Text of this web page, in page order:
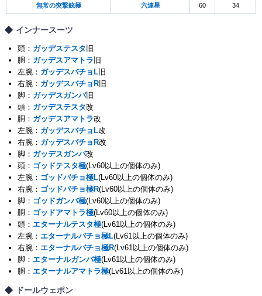
無常の突撃銃極 六連星 60 34
インナースーツ
頭： ガッデステスタ 旧
胴： ガッデスアマトラ 旧
左腕： ガッデスバチョL 旧
右腕： ガッデスバチョR 旧
脚： ガッデスガンバ旧
頭： ガッデステスタ改
胴： ガッデスアマトラ改
左腕： ガッデスバチョL改
右腕： ガッデスバチョR改
脚： ガッデスガンバ改
頭： ゴッドテスタ極(Lv60以上の個体のみ)
左腕： ゴッドバチョ極L(Lv60以上の個体のみ)
右腕： ゴッドバチョ極R(Lv60以上の個体のみ)
脚： ゴッドガンバ極(Lv60以上の個体のみ)
胴： ゴッドアマトラ極(Lv60以上の個体のみ)
頭： エターナルテスタ極(Lv61以上の個体のみ)
左腕： エターナルバチョ極L(Lv61以上の個体のみ)
右腕： エターナルバチョ極R(Lv61以上の個体のみ)
脚： エターナルガンバ極(Lv61以上の個体のみ)
胴： エターナルアマトラ極(Lv61以上の個体のみ)
ドールウェポン